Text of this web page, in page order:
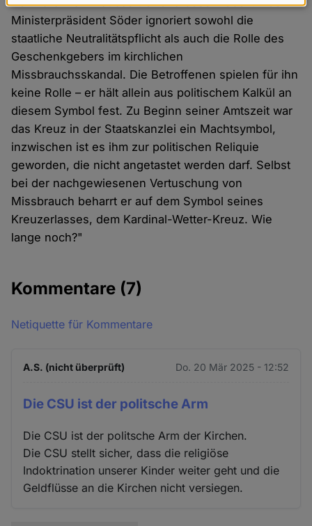
Ministerpräsident Söder ignoriert sowohl die
staatliche Neutralitätspflicht als auch die Rolle des
Geschenkgebers im kirchlichen
Missbrauchsskandal. Die Betroffenen spielen für ihn
keine Rolle – er hält allein aus politischem Kalkül an
diesem Symbol fest. Zu Beginn seiner Amtszeit war
das Kreuz in der Staatskanzlei ein Machtsymbol,
inzwischen ist es ihm zur politischen Reliquie
geworden, die nicht angetastet werden darf. Selbst
bei der nachgewiesenen Vertuschung von
Missbrauch beharrt er auf dem Symbol seines
Kreuzerlasses, dem Kardinal-Wetter-Kreuz. Wie
lange noch?"
Kommentare (7)
Netiquette für Kommentare
A.S. (nicht überprüft) Do. 20 Mär 2025 - 12:52
Die CSU ist der politsche Arm
Die CSU ist der politsche Arm der Kirchen.
Die CSU stellt sicher, dass die religiöse
Indoktrination unserer Kinder weiter geht und die
Geldflüsse an die Kirchen nicht versiegen.
Daten
und
Cookies